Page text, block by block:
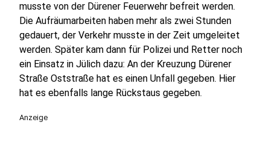
musste von der Dürener Feuerwehr befreit werden.
Die Aufräumarbeiten haben mehr als zwei Stunden
gedauert, der Verkehr musste in der Zeit umgeleitet
werden. Später kam dann für Polizei und Retter noch
ein Einsatz in Jülich dazu: An der Kreuzung Dürener
Straße Oststraße hat es einen Unfall gegeben. Hier
hat es ebenfalls lange Rückstaus gegeben.
Anzeige